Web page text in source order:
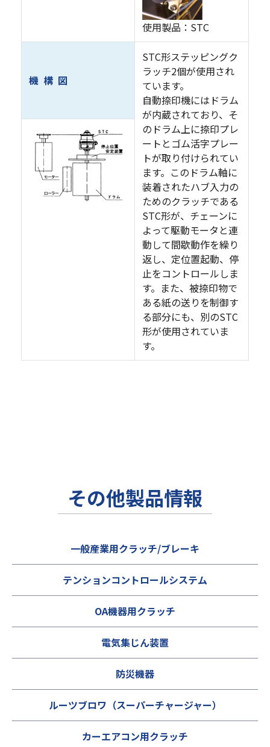
使用製品：STC
機 構 図
STC形ステッピングク
ラッチ2個が使用され
ています。
自動捺印機にはドラム
が内蔵されており、そ
のドラム上に捺印プレ
ートとゴム活字プレー
トが取り付けられてい
ます。このドラム軸に
装着されたハブ入力の
ためのクラッチである
STC形が、チェーンに
よって駆動モータと連
動して間歇動作を繰り
返し、定位置起動、停
止をコントロールしま
す。また、被捺印物で
ある紙の送りを制御す
る部分にも、別のSTC
形が使用されていま
す。
その他製品情報
一般産業用クラッチ/ブレーキ
テンションコントロールシステム
OA機器用クラッチ
電気集じん装置
防災機器
ルーツブロワ（スーパーチャージャー）
カーエアコン用クラッチ